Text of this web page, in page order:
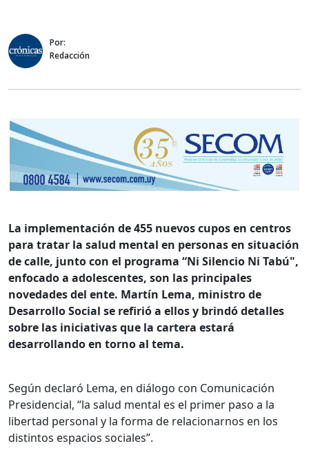
Por:
Redacción
La implementación de 455 nuevos cupos en centros
para tratar la salud mental en personas en situación
de calle, junto con el programa “Ni Silencio Ni Tabú",
enfocado a adolescentes, son las principales
novedades del ente. Martín Lema, ministro de
Desarrollo Social se refirió a ellos y brindó detalles
sobre las iniciativas que la cartera estará
desarrollando en torno al tema.
Según declaró Lema, en diálogo con Comunicación
Presidencial, “la salud mental es el primer paso a la
libertad personal y la forma de relacionarnos en los
distintos espacios sociales”.